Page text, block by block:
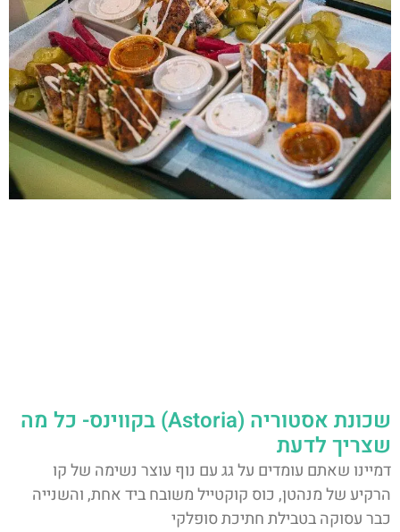
שכונת אסטוריה (Astoria) בקווינס- כל מה
שצריך לדעת
דמיינו שאתם עומדים על גג עם נוף עוצר נשימה של קו
הרקיע של מנהטן, כוס קוקטייל משובח ביד אחת, והשנייה
כבר עסוקה בטבילת חתיכת סופלקי